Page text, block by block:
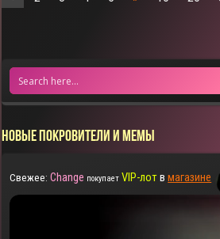
НОВЫЕ ПОКРОВИТЕЛИ И МЕМЫ
Свежее: Change покупает VIP-лотвмагазине